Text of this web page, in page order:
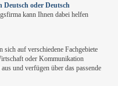
Deutsch oder Deutsch
kann Ihnen dabei helfen
auf verschiedene Fachgebiete
oder Kommunikation
und verfügen über das passende